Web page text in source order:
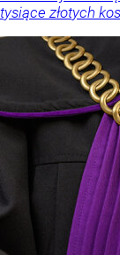
tysiące złotych